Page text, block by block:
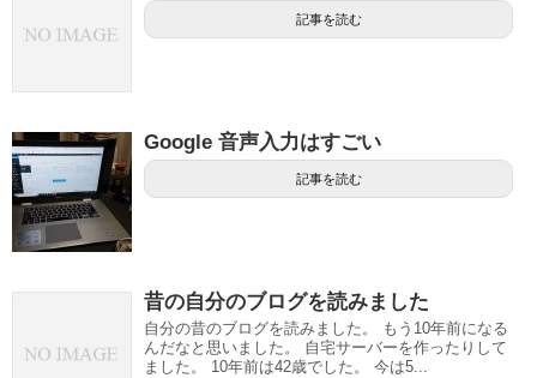
記事を読む
Google 音声入力はすごい
記事を読む
昔の自分のブログを読みました
自分の昔のブログを読みました。 もう10年前になる
んだなと思いました。 自宅サーバーを作ったりして
ました。 10年前は42歳でした。 今は5...